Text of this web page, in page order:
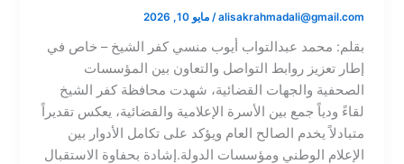
alisakrahmadali@gmail.com
/مايو 10, 2026
​بقلم: محمد عبدالتواب أيوب منسي​ كفر الشيخ – خاص ​في
إطار تعزيز روابط التواصل والتعاون بين المؤسسات
الصحفية والجهات القضائية، شهدت محافظة كفر الشيخ
لقاءً ودياً جمع بين الأسرة الإعلامية والقضائية، يعكس تقديراً
متبادلاً يخدم الصالح العام ويؤكد على تكامل الأدوار بين
الإعلام الوطني ومؤسسات الدولة.​إشادة بحفاوة الاستقبال​